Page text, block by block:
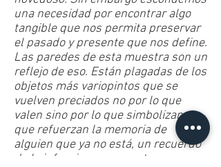
una necesidad por encontrar algo
tangible que nos permita preservar
el pasado y presente que nos define.
Las paredes de esta muestra son un
reflejo de eso. Están plagadas de los
objetos más variopintos que se
vuelven preciados no por lo que
valen sino por lo que simbolizan,
que refuerzan la memoria de
alguien que ya no está, un recuerdo
de la infancia, un amor eterno, un